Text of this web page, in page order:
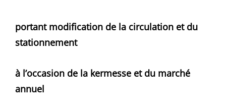
portant modification de la circulation et du
stationnement
à l’occasion de la kermesse et du marché
annuel